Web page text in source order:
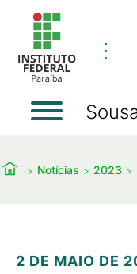
⋮
Notícias 2023
2 DE MAIO DE